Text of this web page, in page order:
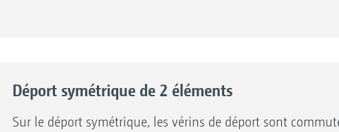
compense cet
faire de dégâts,
rendements élevés
Déport symétrique de 2 éléments
Sur le déport symétrique, les vérins de déport sont